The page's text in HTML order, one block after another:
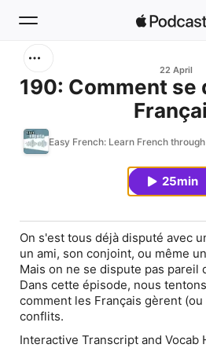
New
22 April
190: Comment
Easy French: Learn French
25min
On s'est tous déjà disputé avec
un ami, son conjoint, ou même
Mais on ne se dispute pas pareil
Dans cette épisode, nous
comment les Français gèrent
conflits.
Interactive Transcript and Vocab